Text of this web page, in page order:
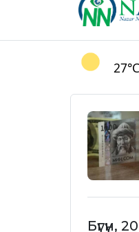
27°C
Бүгүн,